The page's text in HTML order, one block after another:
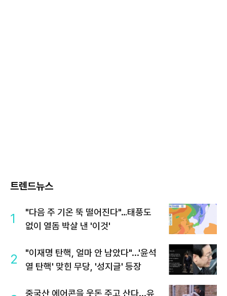
트렌드뉴스
1
"다음 주 기온 뚝 떨어진다"…태풍도
없이 열돔 박살 낸 '이것'
2
"이재명 탄핵, 얼마 안 남았다"...'윤석
열 탄핵' 맞힌 무당, '성지글' 등장
중국산 에어콘을 웃돈 주고 산다...유